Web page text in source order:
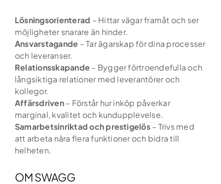
Lösningsorienterad – Hittar vägar framåt och ser
möjligheter snarare än hinder.
Ansvarstagande – Tar ägarskap för dina processer
och leveranser.
Relationsskapande– Bygger förtroendefulla och
långsiktiga relationer med leverantörer och
kollegor.
Affärsdriven– Förstår hur inköp påverkar
marginal, kvalitet och kundupplevelse.
Samarbetsinriktad och prestigelös– Trivs med
att arbeta nära flera funktioner och bidra till
helheten.
OM SWAGG
Hem
Tjänster
Kandidatupplevelsen
Lediga jobb
Referensuppdrag